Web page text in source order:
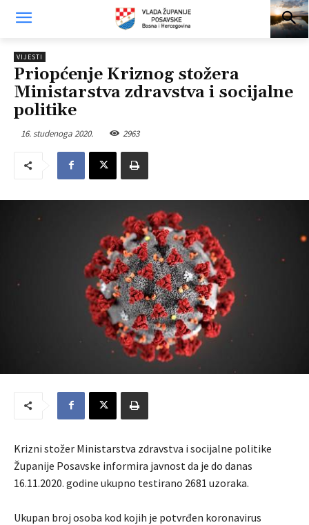
VIJESTI
Priopćenje Kriznog stožera
Ministarstva zdravstva i socijalne
politike
16. studenoga 2020. 2963
Krizni stožer Ministarstva zdravstva i socijalne politike
Županije Posavske informira javnost da je do danas
16.11.2020. godine ukupno testirano 2681 uzoraka.
Ukupan broj osoba kod kojih je potvrđen koronavirus